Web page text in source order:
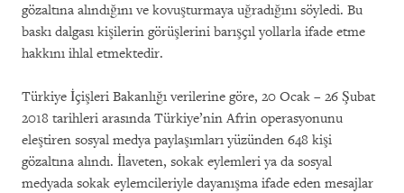
gözaltına alındığını ve kovuşturmaya uğradığını söyledi. Bu
baskı dalgası kişilerin görüşlerini barışçıl yollarla ifade etme
hakkını ihlal etmektedir.
Türkiye İçişleri Bakanlığı verilerine göre, 20 Ocak – 26 Şubat
2018 tarihleri arasında Türkiye’nin Afrin operasyonunu
eleştiren sosyal medya paylaşımları yüzünden 648 kişi
gözaltına alındı. İlaveten, sokak eylemleri ya da sosyal
medyada sokak eylemcileriyle dayanışma ifade eden mesajlar